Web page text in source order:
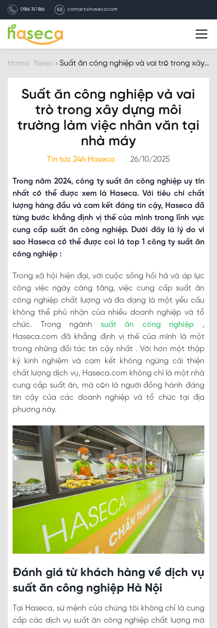
0966 741 866 contact@haseca.com
Introduction
Why Haseca
Services
Contact
Home News
Suất ăn công nghiệp và vai trò trong xây
Suất ăn công nghiệp và vai
trò trong xây dựng môi
trường làm việc nhân văn tại
nhà máy
Tin tức 24h Haseca 26/10/2025
Trong năm 2024, công ty suất ăn công nghiệp uy tín
nhất có thể được xem là Haseca. Với tiêu chí chất
lượng hàng đầu và cam kết đáng tin cậy, Haseca đã
từng bước khẳng định vị thế của mình trong lĩnh vực
cung cấp suất ăn công nghiệp. Dưới đây là lý do vì
sao Haseca có thể được coi là top 1 công ty suất ăn
công nghiệp :
Trong xã hội hiện đại, với cuộc sống hối hả và áp lực
công việc ngày càng tăng, việc cung cấp suất ăn
công nghiệp chất lượng và đa dạng là một yếu cầu
không thể phủ nhận của nhiều doanh nghiệp và tổ
chức. Trong ngành suất ăn công nghiệp
,
Haseca.com đã khẳng định vị thế của mình là một
trong những đối tác tin cậy nhất . Với hơn một thập
kỷ kinh nghiệm và cam kết không ngừng cải thiện
chất lượng dịch vụ, Haseca.com không chỉ là một nhà
cung cấp suất ăn, mà còn là người đồng hành đáng
tin cậy của các doanh nghiệp và tổ chức tại địa
phương này.
Đánh giá từ khách hàng về dịch vụ
suất ăn công nghiệp Hà Nội
Tại Haseca, sứ mệnh của chúng tôi không chỉ là cung
cấp các dịch vụ suất ăn công nghiệp chất lượng mà